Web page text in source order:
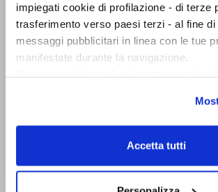
impiegati cookie di profilazione - di terze
trasferimento verso paesi terzi - al fine di
messaggi pubblicitari in linea con le tue
manifestate durante la navigazione.
scelte privacy sui cookie, ti invitiamo a
dell’informativa cookie.
Chiudendo il banner tramite la “X”
dei soli cookie tecnici. Selezionando
Accetta tutti
Breve storia degli alieni